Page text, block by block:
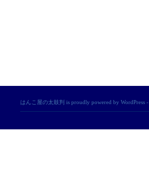
はんこ屋の太鼓判 is proudly powered by WordPress -